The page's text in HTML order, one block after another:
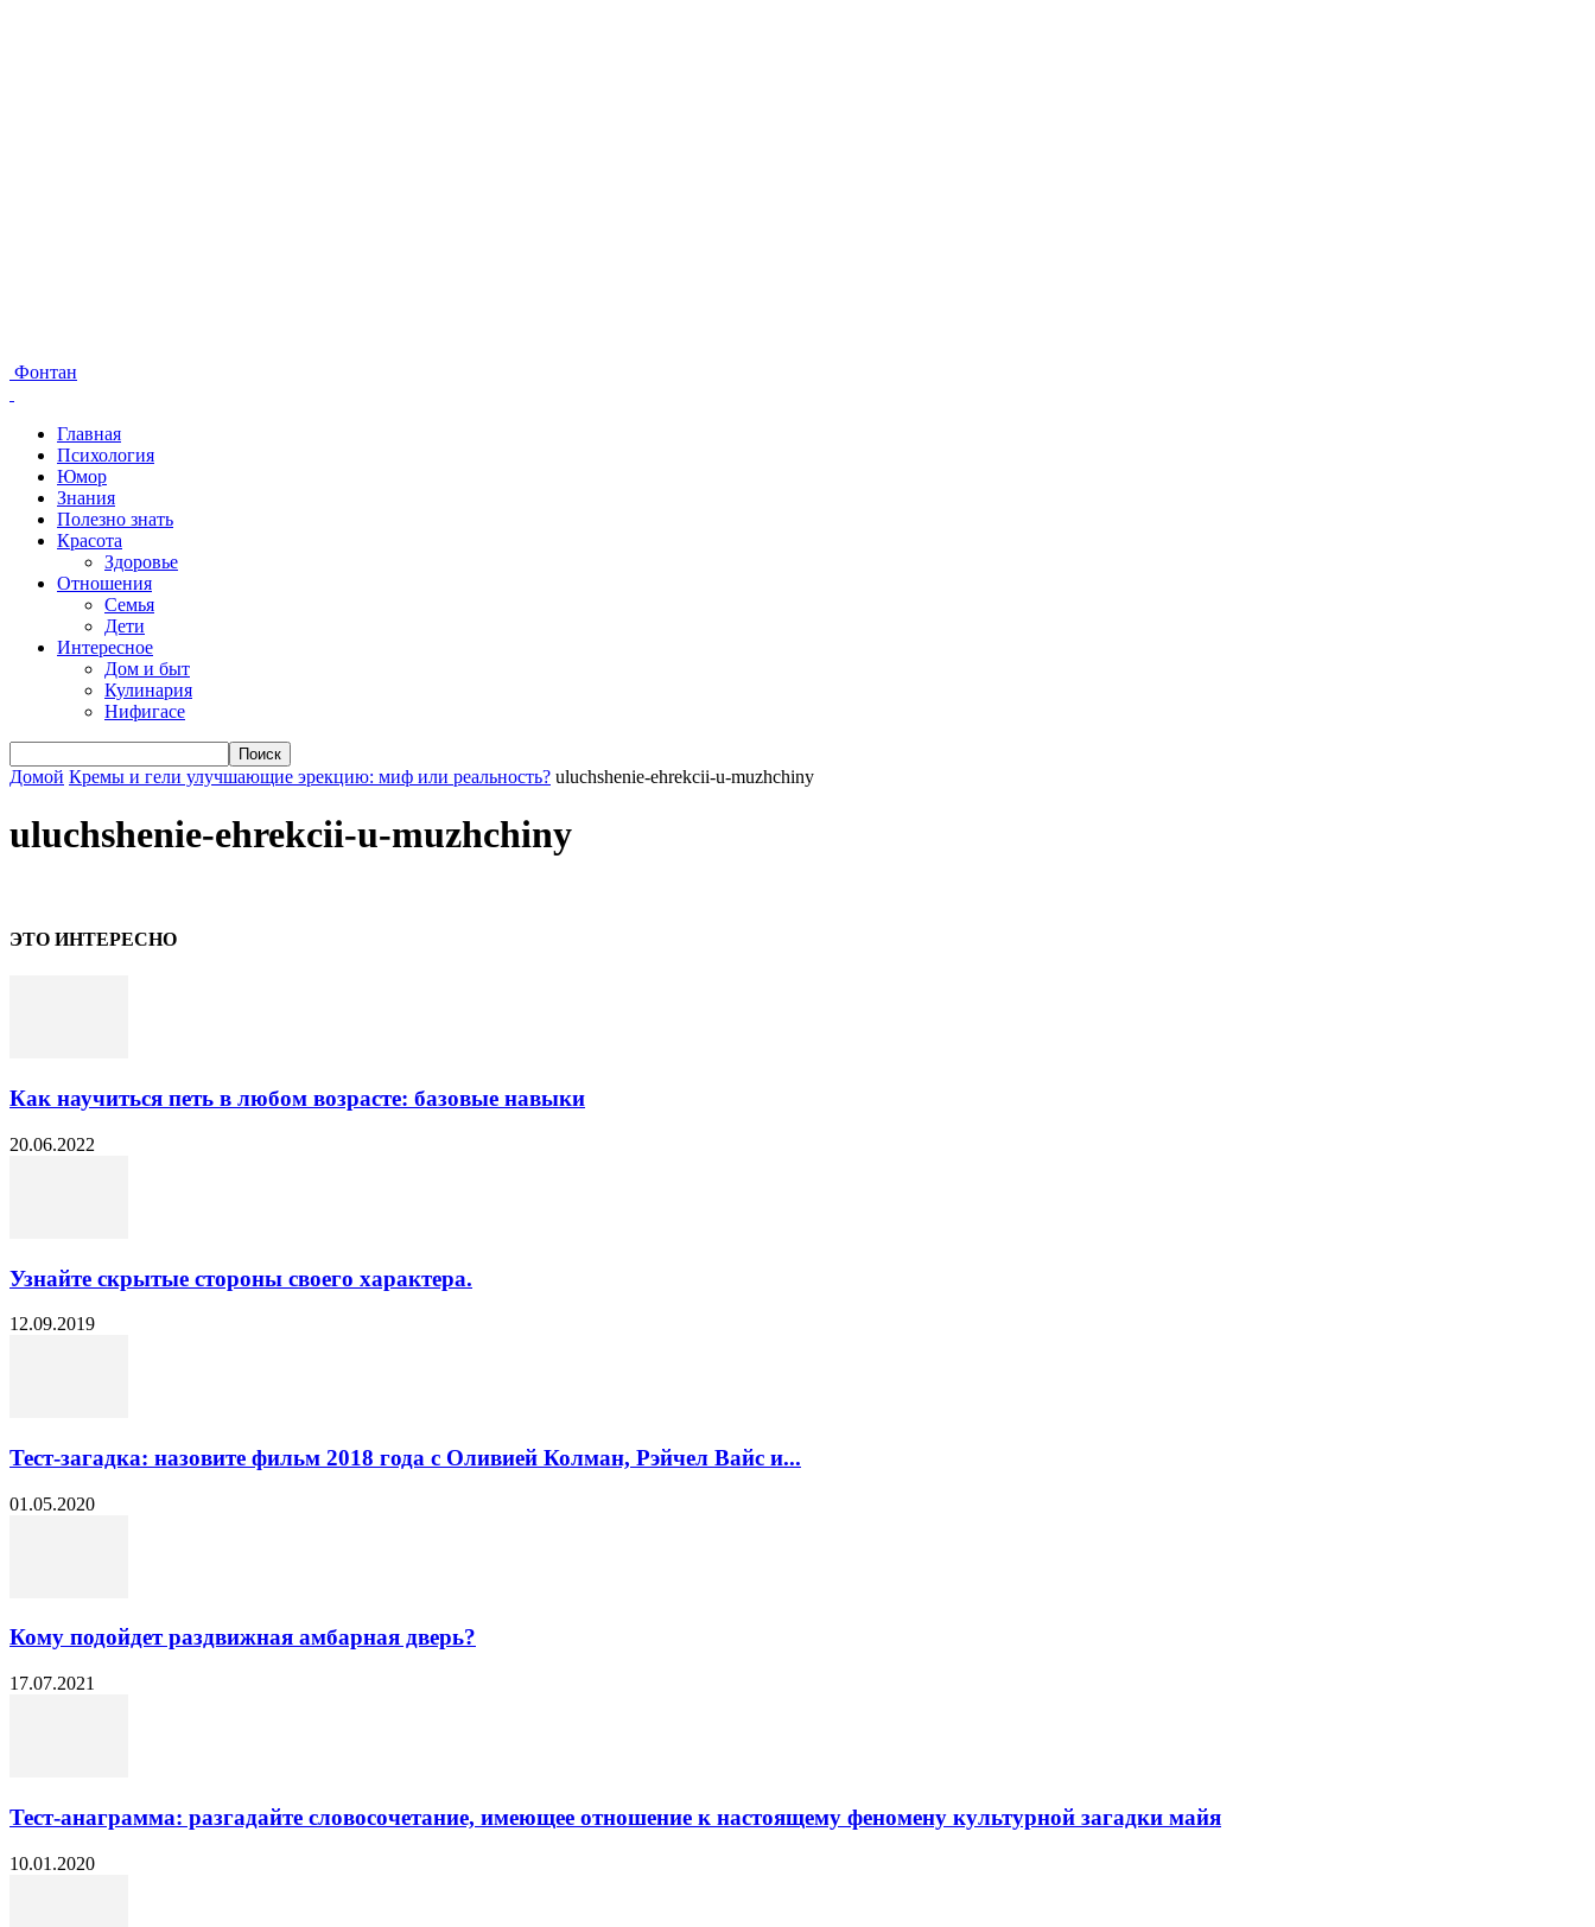
Фонтан
Главная
Психология
Юмор
Знания
Полезно знать
Красота
Здоровье
Отношения
Семья
Дети
Интересное
Дом и быт
Кулинария
Нифигасе
Домой Кремы и гели улучшающие эрекцию: миф или реальность? uluchshenie-ehrekcii-u-muzhchiny
uluchshenie-ehrekcii-u-muzhchiny
ЭТО ИНТЕРЕСНО
Как научиться петь в любом возрасте: базовые навыки
20.06.2022
Узнайте скрытые стороны своего характера.
12.09.2019
Тест-загадка: назовите фильм 2018 года с Оливией Колман, Рэйчел Вайс и...
01.05.2020
Кому подойдет раздвижная амбарная дверь?
17.07.2021
Тест-анаграмма: разгадайте словосочетание, имеющее отношение к настоящему феномену культурной загадки майя
10.01.2020